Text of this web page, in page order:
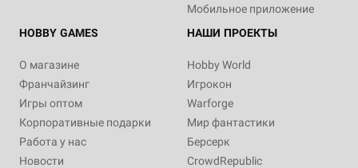
Мобильное приложение
HOBBY GAMES
О магазине
Франчайзинг
Игры оптом
Корпоративные подарки
Работа у нас
Новости
НАШИ ПРОЕКТЫ
Hobby World
Игрокон
Warforge
Мир фантастики
Берсерк
CrowdRepublic